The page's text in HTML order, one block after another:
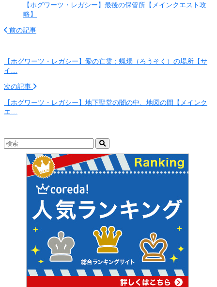
【ホグワーツ・レガシー】最後の保管所【メインクエスト攻
略】
前の記事
【ホグワーツ・レガシー】愛の亡霊：蝋燭（ろうそく）の場所【サ
イ…
次の記事
【ホグワーツ・レガシー】地下聖堂の闇の中、地図の間【メインク
エ…